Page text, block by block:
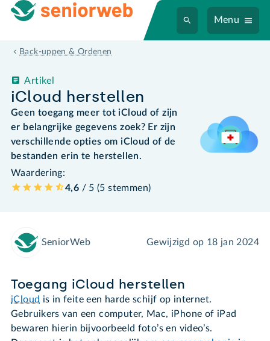
Menu
Back-uppen & Ordenen
iCloud herstellen
Artikel
Geen toegang meer tot iCloud of zijn
er belangrijke gegevens zoek? Er zijn
verschillende opties om iCloud of de
bestanden erin te herstellen.
Waardering:
4,6 / 5 (5 stemmen)
SeniorWeb Gewijzigd op 18 jan 2024
Toegang iCloud herstellen
iCloud is in feite een harde schijf op internet.
Gebruikers van een computer, Mac, iPhone of iPad
bewaren hierin bijvoorbeeld foto’s en video’s.